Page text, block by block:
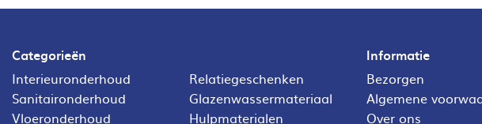
Categorieën
Interieuronderhoud
Sanitaironderhoud
Vloeronderhoud
Relatiegeschenken
Glazenwassermateriaal
Hulpmaterialen
Informatie
Bezorgen
Algemene
Over ons